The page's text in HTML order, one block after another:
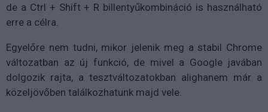
de a Ctrl + Shift + R billentyűkombináció is használható
erre a célra.
Egyelőre nem tudni, mikor jelenik meg a stabil Chrome
változatban az új funkció, de mivel a Google javában
dolgozik rajta, a tesztváltozatokban alighanem már a
közeljövőben találkozhatunk majd vele.